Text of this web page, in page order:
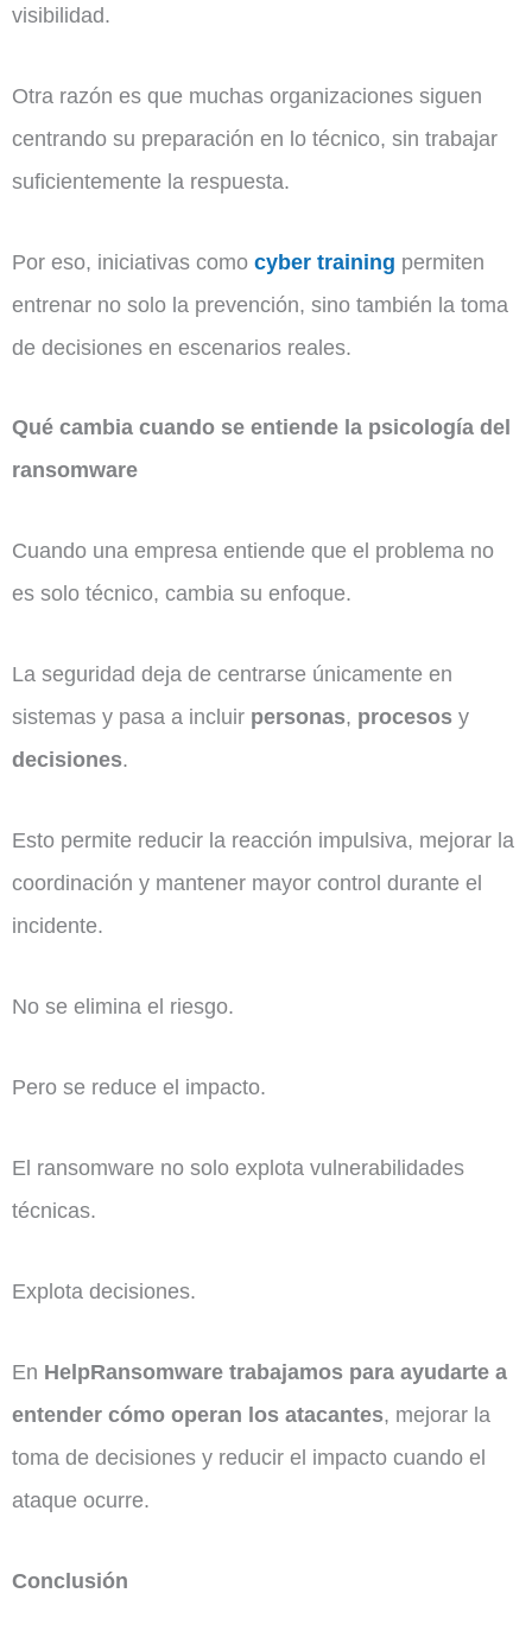
visibilidad.
Otra razón es que muchas organizaciones siguen
centrando su preparación en lo técnico, sin trabajar
suficientemente la respuesta.
Por eso, iniciativas como cyber training permiten
entrenar no solo la prevención, sino también la toma
de decisiones en escenarios reales.
Qué cambia cuando se entiende la psicología del
ransomware
Cuando una empresa entiende que el problema no
es solo técnico, cambia su enfoque.
La seguridad deja de centrarse únicamente en
sistemas y pasa a incluir personas, procesos y
decisiones.
Esto permite reducir la reacción impulsiva, mejorar la
coordinación y mantener mayor control durante el
incidente.
No se elimina el riesgo.
Pero se reduce el impacto.
El ransomware no solo explota vulnerabilidades
técnicas.
Explota decisiones.
En HelpRansomware trabajamos para ayudarte a
entender cómo operan los atacantes, mejorar la
toma de decisiones y reducir el impacto cuando el
ataque ocurre.
Conclusión